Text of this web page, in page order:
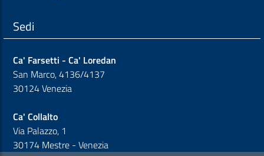
Sedi
Ca' Farsetti - Ca' Loredan
San Marco, 4136/4137
30124 Venezia
Ca' Collalto
Via Palazzo, 1
30174 Mestre - Venezia